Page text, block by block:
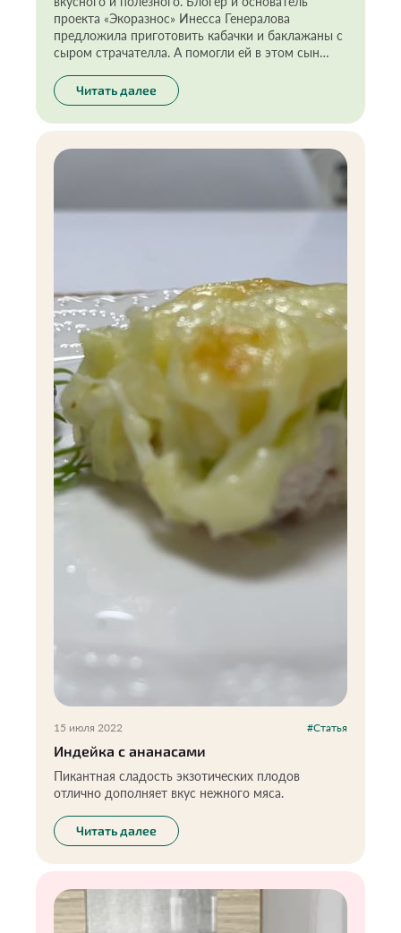
проекта «Экоразнос» Инесса Генералова
предложила приготовить кабачки и баклажаны с
сыром страчателла. А помогли ей в этом сын
даже дети, значит, получится и у вас!
Читать далее
15 июля 2022 #Статья
Индейка с ананасами
Пикантная сладость экзотических плодов
отлично дополняет вкус нежного мяса.
Читать далее